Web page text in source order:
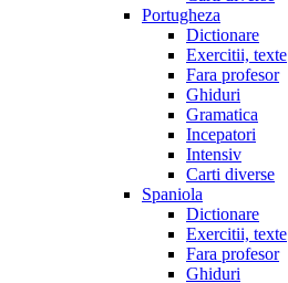
Portugheza
Dictionare
Exercitii, texte
Fara profesor
Ghiduri
Gramatica
Incepatori
Intensiv
Carti diverse
Spaniola
Dictionare
Exercitii, texte
Fara profesor
Ghiduri